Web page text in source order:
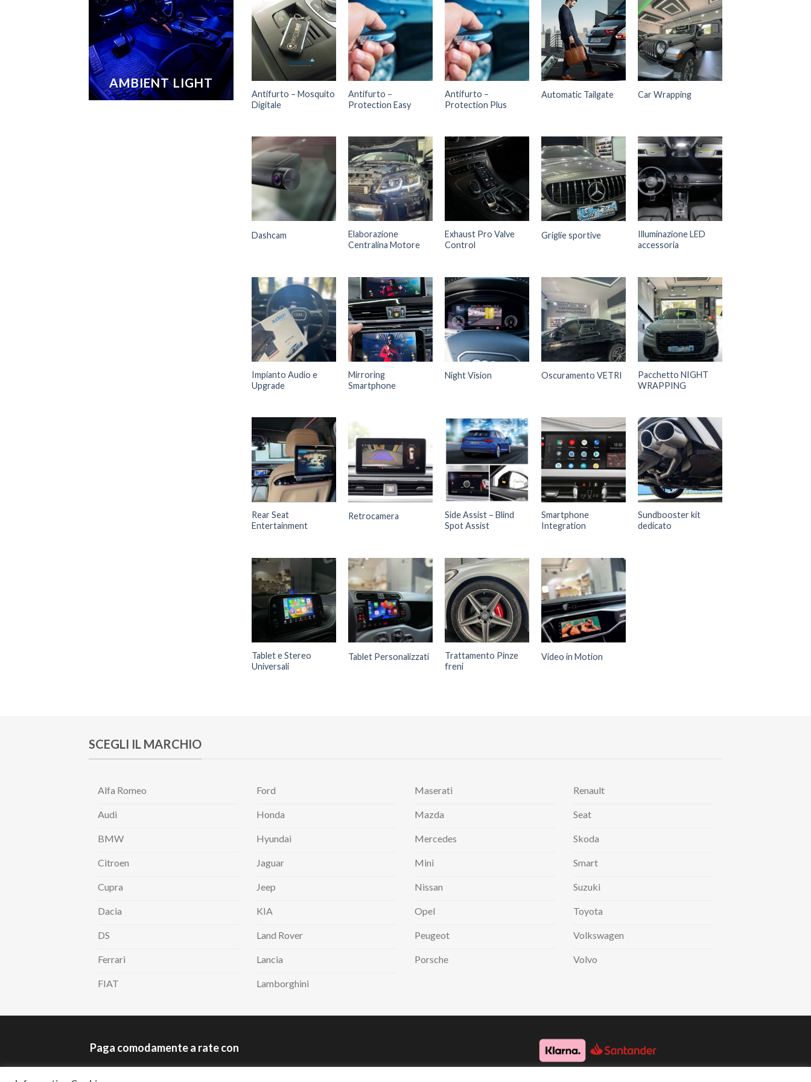
AMBIENT LIGHT
Antifurto – Mosquito
Digitale
Antifurto –
Protection Easy
Antifurto –
Protection Plus
Automatic Tailgate Car Wrapping
Dashcam
Elaborazione
Centralina Motore
Exhaust Pro Valve
Control
Griglie sportive
Illuminazione LED
accessoria
Impianto Audio e
Upgrade
Mirroring
Smartphone
Night Vision Oscuramento VETRI
Pacchetto NIGHT
WRAPPING
Rear Seat
Entertainment
Retrocamera
Side Assist – Blind
Spot Assist
Smartphone
Integration
Sundbooster kit
dedicato
Tablet e Stereo
Universali
Tablet Personalizzati
Trattamento Pinze
freni
Video in Motion
SCEGLI IL MARCHIO
Alfa Romeo
Audi
BMW
Citroen
Cupra
Dacia
DS
Ferrari
FIAT
Ford
Honda
Hyundai
Jaguar
Jeep
KIA
Land Rover
Lancia
Lamborghini
Maserati
Mazda
Mercedes
Mini
Nissan
Opel
Peugeot
Porsche
Renault
Seat
Skoda
Smart
Suzuki
Toyota
Volkswagen
Volvo
Paga comodamente a rate con